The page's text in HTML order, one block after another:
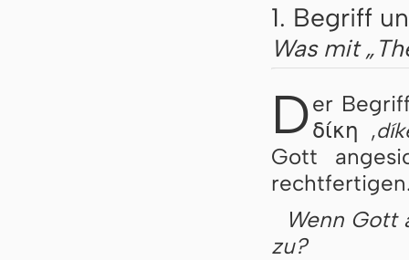
1. Begriff
Was mit
Der
δίκη ,
Gott
Wenn Gott
zu?